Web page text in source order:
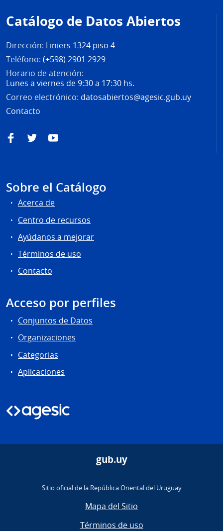
de
página
Catálogo de Datos Abiertos
Dirección: Liniers 1324 piso 4
Teléfono: (+598) 2901 2929
Horario de atención:
Lunes a viernes de 9:30 a 17:30 hs.
Correo electrónico: datosabiertos@agesic.gub.uy
Contacto
FacebookTwitterYouTube
Sobre el Catálogo
Acerca de
Centro de recursos
Ayúdanos a mejorar
Términos de uso
Contacto
Acceso por perfiles
Conjuntos de Datos
Organizaciones
Categorias
Aplicaciones
gub.uy
Sitio oficial de la República Oriental del Uruguay
Mapa del Sitio
Términos de uso